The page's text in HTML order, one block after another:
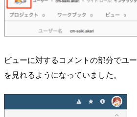
ビューに対するコメントの部分でユ
を見れるようになっていました。